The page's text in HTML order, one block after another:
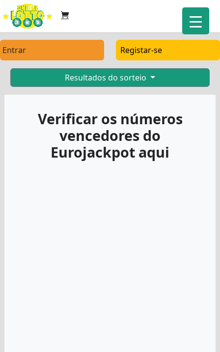
Entrar Registar-se
Resultados do sorteio
Verificar os números
vencedores do
Eurojackpot aqui